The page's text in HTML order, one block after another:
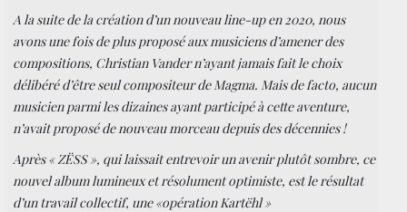
A la suite de la création d’un nouveau line-up en 2020, nous
avons une fois de plus proposé aux musiciens d’amener des
compositions, Christian Vander n’ayant jamais fait le choix
délibéré d’être seul compositeur de Magma. Mais de facto, aucun
musicien parmi les dizaines ayant participé à cette aventure,
n’avait proposé de nouveau morceau depuis des décennies !
Après « ZËSS », qui laissait entrevoir un avenir plutôt sombre, ce
nouvel album lumineux et résolument optimiste, est le résultat
d’un travail collectif, une «opération Kartëhl »